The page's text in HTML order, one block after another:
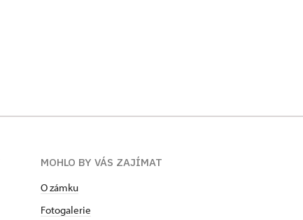
MOHLO BY VÁS ZAJÍMAT
O zámku
Fotogalerie